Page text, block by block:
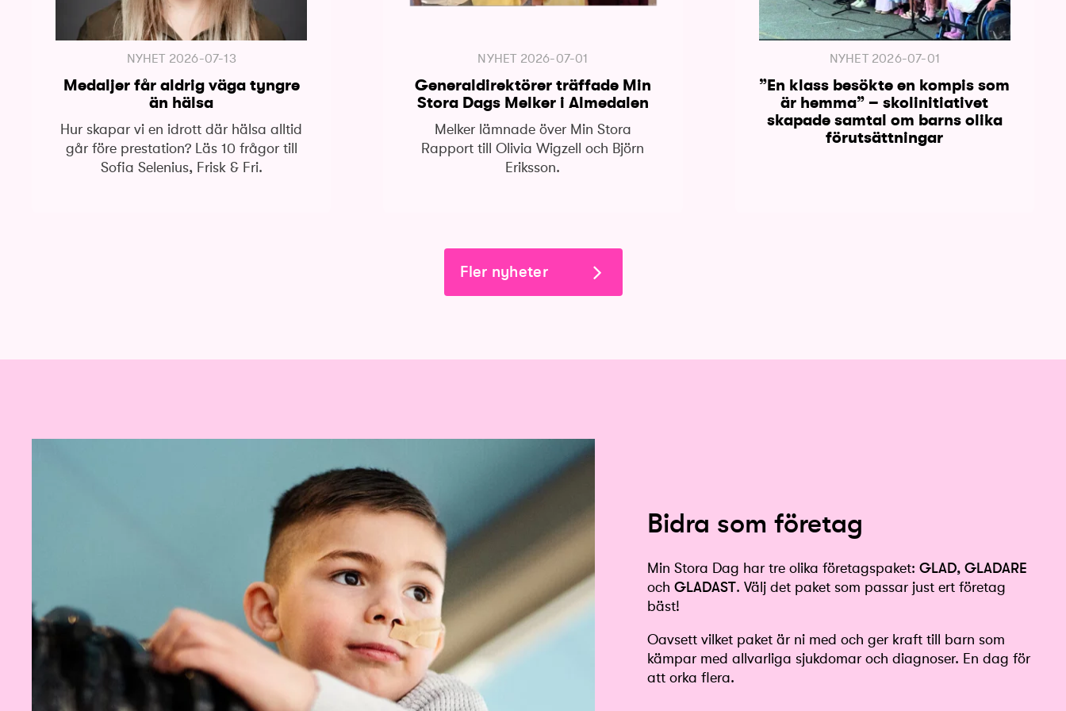
NYHET 2026-07-13
Medaljer får aldrig väga tyngre
än hälsa
Hur skapar vi en idrott där hälsa alltid
går före prestation? Läs 10 frågor till
Sofia Selenius, Frisk & Fri.
NYHET 2026-07-01
Generaldirektörer träffade Min
Stora Dags Melker i Almedalen
Melker lämnade över Min Stora
Rapport till Olivia Wigzell och Björn
Eriksson.
NYHET 2026-07-01
”En klass besökte en kompis som
är hemma” – skolinitiativet
skapade samtal om barns olika
förutsättningar
Fler nyheter
Bidra som företag
Min Stora Dag har tre olika företagspaket: GLAD, GLADARE
och GLADAST. Välj det paket som passar just ert företag
bäst!
Oavsett vilket paket är ni med och ger kraft till barn som
kämpar med allvarliga sjukdomar och diagnoser. En dag för
att orka flera.